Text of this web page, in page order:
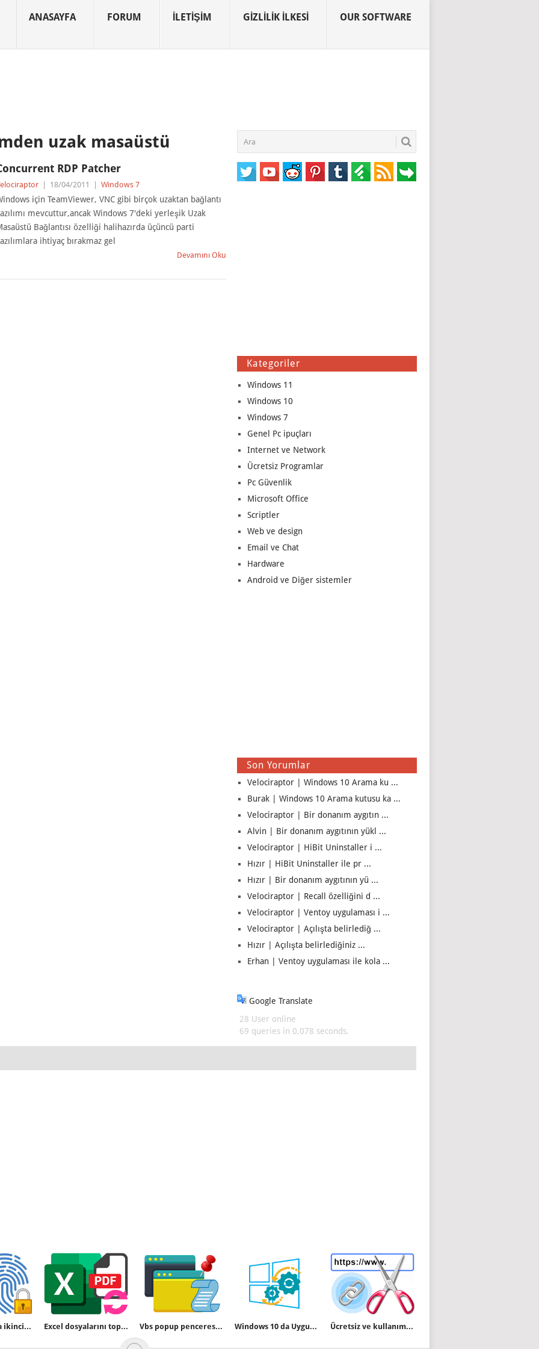
ANASAYFA FORUM İLETIŞIM GIZLILIK İLKESI OUR SOFTWARE
uzak masaüstü
RDP Patcher
18/04/2011 Windows 7
için TeamViewer, VNC gibi birçok uzaktan bağlantı
mevcuttur,ancak Windows 7'deki yerleşik Uzak
Bağlantısı özelliği halihazırda üçüncü parti
ihtiyaç bırakmaz gel
Devamını Oku
Kategoriler
Windows 11
Windows 10
Windows 7
Genel Pc ipuçları
Internet ve Network
Ücretsiz Programlar
Pc Güvenlik
Microsoft Office
Scriptler
Web ve design
Email ve Chat
Hardware
Android ve Diğer sistemler
Son Yorumlar
Velociraptor | Windows 10 Arama ku ...
Burak | Windows 10 Arama kutusu ka ...
Velociraptor | Bir donanım aygıtın ...
Alvin | Bir donanım aygıtının yükl ...
Velociraptor | HiBit Uninstaller i ...
Hızır | HiBit Uninstaller ile pr ...
Hızır | Bir donanım aygıtının yü ...
Velociraptor | Recall özelliğini d ...
Velociraptor | Ventoy uygulaması i ...
Velociraptor | Açılışta belirlediğ ...
Hızır | Açılışta belirlediğiniz ...
Erhan | Ventoy uygulaması ile kola ...
Google Translate
28 User online
69 queries in 0,078 seconds.
Akıllı Telefona ikinci bir parmak izi nasıl tanıtılır Excel dosyalarını topluca Pdf formatına dönüştürün Vbs popup penceresi herzaman en üstte kalsın Windows 10 da Uygulamalar otomatik başlamasın Ücretsiz ve kullanımı kolay kısa URL servisleri